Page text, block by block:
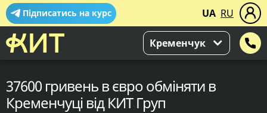
Підписатись на курс UA RU
Кременчук
37600 гривень в євро обміняти в
Кременчуці від КИТ Груп